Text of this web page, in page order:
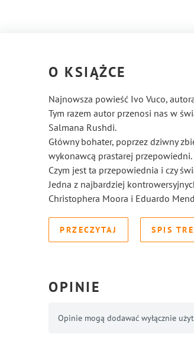
O KSIĄŻCE
Najnowsza powieść Ivo Vuco, autora
Tym razem autor przenosi nas w
Salmana Rushdi.
Główny bohater, poprzez dziwny
wykonawcą prastarej przepowiedni.
Czym jest ta przepowiednia i czy
Jedna z najbardziej
Christophera Moora i Eduardo
PRZECZYTAJ SPIS
OPINIE
Opinie mogą dodawać wyłącznie